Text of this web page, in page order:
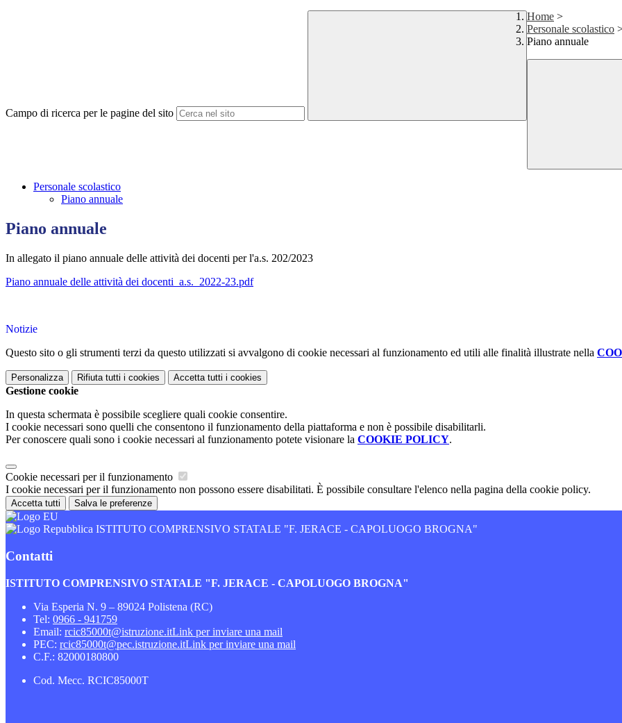
Campo di ricerca per le pagine del sito
Home >
Personale scolastico
Piano annuale
Personale scolastico
Piano annuale
Piano annuale
In allegato il piano annuale delle attività dei docenti per l'a.s. 202/2023
Piano annuale delle attività dei docenti_a.s._2022-23.pdf
Notizie
Questo sito o gli strumenti terzi da questo utilizzati si avvalgono di cookie necessari al funzionamento ed utili alle finalità illustrate nella
Personalizza Rifiuta tutti i cookies Accetta tutti i cookies
Gestione cookie
In questa schermata è possibile scegliere quali cookie consentire.
I cookie necessari sono quelli che consentono il funzionamento della piattaforma e non è possibile disabilitarli.
Per conoscere quali sono i cookie necessari al funzionamento potete visionare la COOKIE POLICY.
Cookie necessari per il funzionamento
I cookie necessari per il funzionamento non possono essere disabilitati. È possibile consultare l'elenco nella pagina della cookie policy.
Accetta tutti Salva le preferenze
ISTITUTO COMPRENSIVO STATALE "F. JERACE - CAPOLUOGO BROGNA"
Contatti
ISTITUTO COMPRENSIVO STATALE "F. JERACE - CAPOLUOGO BROGNA"
Via Esperia N. 9 – 89024 Polistena (RC)
Tel: 0966 - 941759
Email: rcic85000t@istruzione.itLink per inviare una mail
PEC: rcic85000t@pec.istruzione.itLink per inviare una mail
C.F.: 82000180800
Cod. Mecc. RCIC85000T